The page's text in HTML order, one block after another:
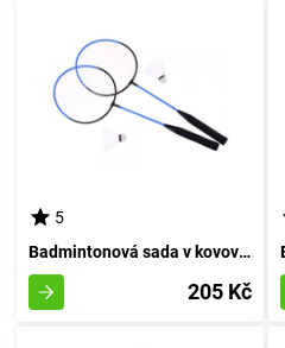
5
Badmintonová sada v kovovém obalu
205 Kč